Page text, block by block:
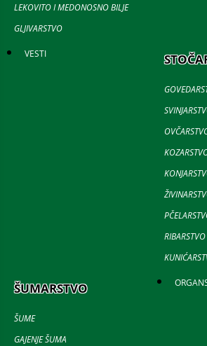
LEKOVITO I MEDONOSNO BILJE
GLJIVARSTVO
VESTI
ŠUMARSTVO
ŠUME
GAJENJE ŠUMA